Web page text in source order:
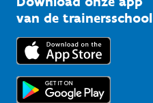
Bedrijven
Trainers en begeleiders
Topsporters
Downloads
Voor de pers
van de trainersschool